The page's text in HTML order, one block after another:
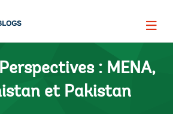
Page
Perspectives : MENA,
et Pakistan